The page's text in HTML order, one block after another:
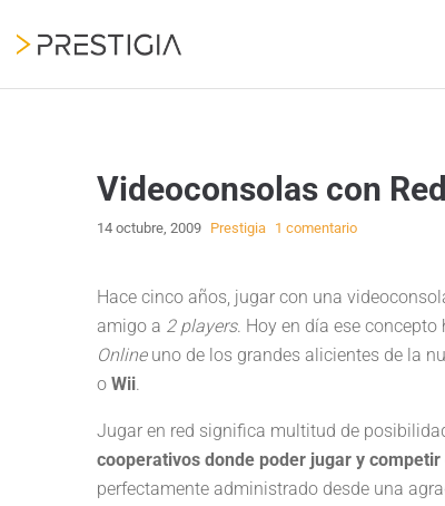
Videoconsolas con
14 octubre, 2009 Prestigia 1 comentario
Hace cinco años, jugar con una
amigo a 2 players. Hoy en día ese
Onlineuno de los grandes alicientes de la
o Wii.
Jugar en red significa multitud de
cooperativos donde poder jugar y
perfectamente administrado desde una